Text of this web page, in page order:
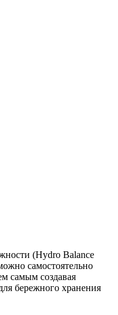
(Hydro Balance
самостоятельно
самым создавая
бережного хранения